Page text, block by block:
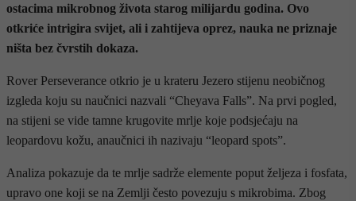
ostacima mikrobnog života starog milijardu godina. Ovo
otkriće intrigira svijet, ali i zahtijeva oprez, nauka ne priznaje
ništa bez čvrstih dokaza.
Rover Perseverance otkrio je u krateru Jezero stijenu neobičnog
izgleda koju su naučnici nazvali “Cheyava Falls”. Na prvi pogled,
na stijeni se vide tamne krugovite mrlje koje podsjećaju na
leopardovu kožu, anaučnici ih nazivaju “leopard spots”.
Analiza pokazuje da te mrlje sadrže elemente poput željeza i fosfata,
upravo one koji se na Zemlji često povezuju s mikrobima. Zbog